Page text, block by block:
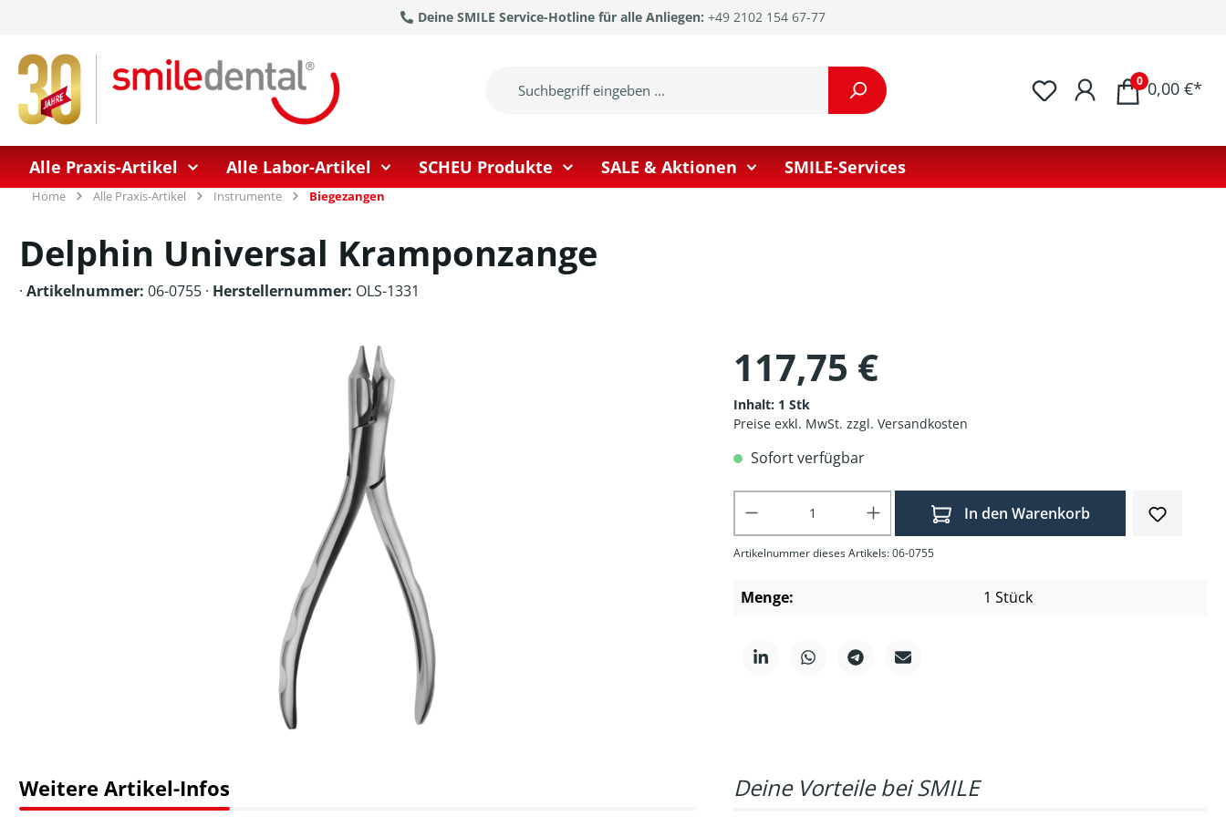
Deine SMILE Service-Hotline für alle Anliegen: +49 2102 154 67-77
0 0,00 €*
Alle Praxis-Artikel Alle Labor-Artikel SCHEU Produkte SALE & Aktionen SMILE-Services
Home Alle Praxis-Artikel Instrumente Biegezangen
Delphin Universal Kramponzange
· Artikelnummer: 06-0755 · Herstellernummer: OLS-1331
117,75 €
Inhalt: 1 Stk
Preise exkl. MwSt. zzgl. Versandkosten
Sofort verfügbar
Produkt Anzahl: Gib den gewünschten Wert
In den Warenkorb
Artikelnummer dieses Artikels: 06-0755
Menge: 1 Stück
Weitere Artikel-Infos Deine Vorteile bei SMILE